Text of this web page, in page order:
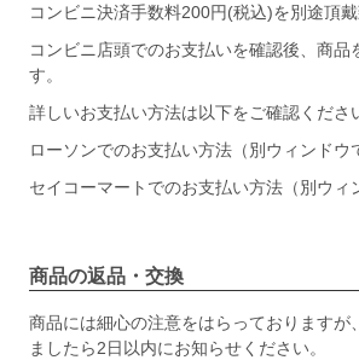
コンビニ決済手数料200円(税込)を別途頂戴
コンビニ店頭でのお支払いを確認後、商品
す。
詳しいお支払い方法は以下をご確認くださ
ローソンでのお支払い方法（別ウィンドウ
セイコーマートでのお支払い方法（別ウィ
商品の返品・交換
商品には細心の注意をはらっておりますが
ましたら2日以内にお知らせください。